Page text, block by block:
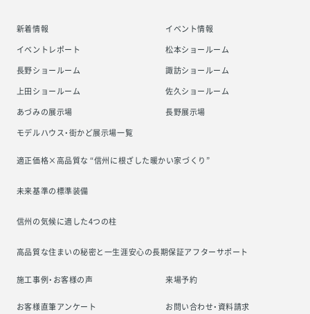
新着情報
イベント情報
イベントレポート
松本ショールーム
長野ショールーム
諏訪ショールーム
上田ショールーム
佐久ショールーム
あづみの展示場
長野展示場
モデルハウス・街かど展示場一覧
適正価格×高品質な “信州に根ざした暖かい家づくり”
未来基準の標準装備
信州の気候に適した4つの柱
高品質な住まいの秘密と一生涯安心の長期保証アフターサポート
施工事例・お客様の声
お客様直筆アンケート
来場予約
お問い合わせ・資料請求